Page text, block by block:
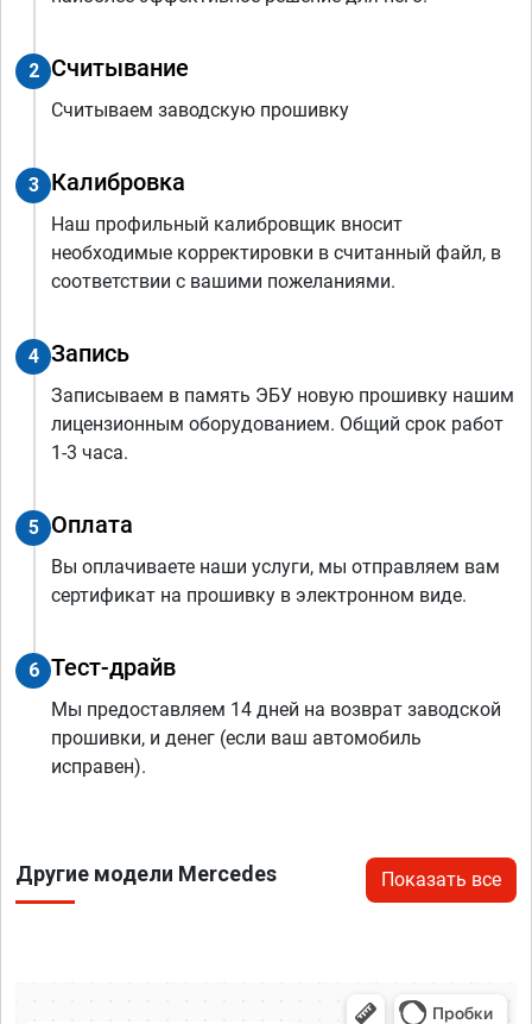
2 Считывание
Считываем заводскую прошивку
3 Калибровка
Наш профильный калибровщик вносит
необходимые корректировки в считанный файл, в
соответствии с вашими пожеланиями.
4 Запись
Записываем в память ЭБУ новую прошивку нашим
лицензионным оборудованием. Общий срок работ
1-3 часа.
5 Оплата
Вы оплачиваете наши услуги, мы отправляем вам
сертификат на прошивку в электронном виде.
6 Тест-драйв
Мы предоставляем 14 дней на возврат заводской
прошивки, и денег (если ваш автомобиль
исправен).
Другие модели Mercedes Показать все